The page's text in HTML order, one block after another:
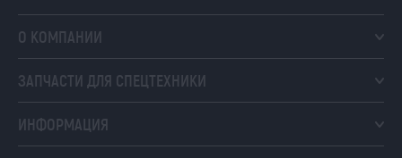
О КОМПАНИИ
ЗАПЧАСТИ ДЛЯ СПЕЦТЕХНИКИ
ИНФОРМАЦИЯ